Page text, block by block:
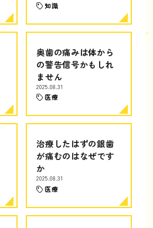
知識
奥歯の痛みは体から
の警告信号かもしれ
ません
2025.08.31
医療
治療したはずの銀歯
が痛むのはなぜです
か
2025.08.31
医療